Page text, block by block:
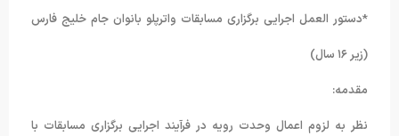
*دستور العمل اجرایی برگزاری مسابقات واترپلو بانوان جام خلیج فارس
(زیر ۱۶ سال)
مقدمه:
نظر به لزوم اعمال وحدت رویه در فرآیند اجرایی برگزاری مسابقات با